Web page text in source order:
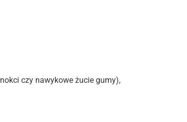
czy nawykowe żucie gumy),